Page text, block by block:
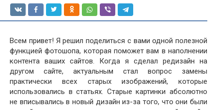
Всем привет! Я решил поделиться с вами одной полезной
функцией фотошопа, которая поможет вам в наполнении
контента ваших сайтов. Когда я сделал редизайн на
другом сайте, актуальным стал вопрос замены
практически всех старых изображений, которые
использовались в статьях. Старые картинки абсолютно
не вписывались в новый дизайн из-за того, что они были